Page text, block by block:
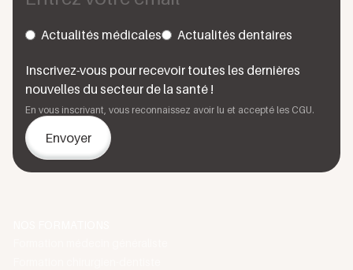
Actualités médicales Actualités dentaires
Inscrivez-vous pour recevoir toutes les dernières
nouvelles du secteur de la santé !
En vous inscrivant, vous reconnaissez avoir lu et accepté les CGU.